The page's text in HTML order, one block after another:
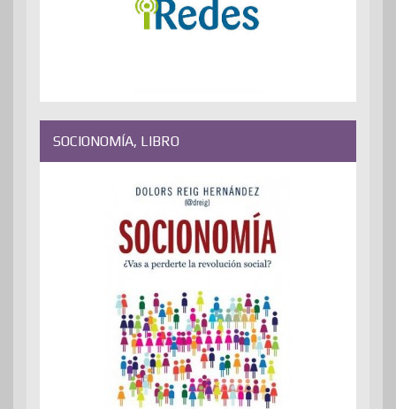
SOCIONOMÍA, LIBRO